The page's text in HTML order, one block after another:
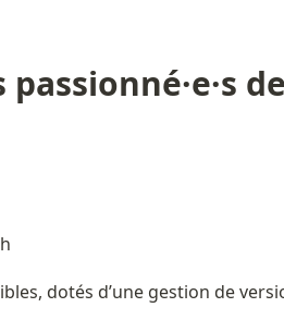
de
dotés d’une gestion de